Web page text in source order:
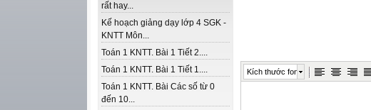
rất hay...
Kế hoạch giảng dạy lớp 4 SGK -
KNTT Môn...
Toán 1 KNTT. Bài 1 Tiết 2....
Toán 1 KNTT. Bài 1 Tiết 1....
Toán 1 KNTT. Bài Các số từ 0
đến 10...
Kích thước font